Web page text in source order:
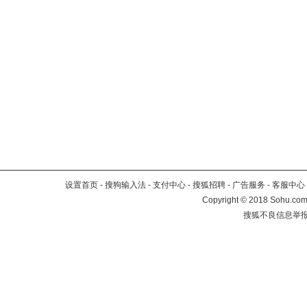
设置首页 - 搜狗输入法 - 支付中心 - 搜狐招聘 - 广告服务 - 客服中心
Copyright©2018
搜狐不良信息举